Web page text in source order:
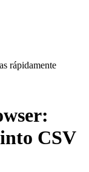
rápidamente
CSV